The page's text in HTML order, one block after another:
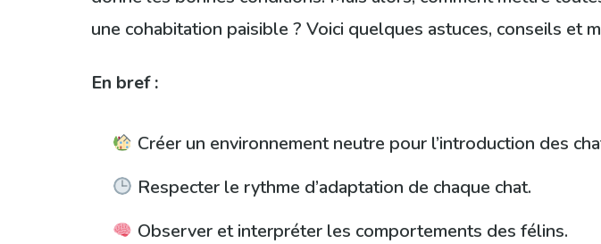
une cohabitation paisible ? Voici quelques astuces, conseils et
En bref :
Créer un environnement neutre pour l’introduction des
Respecter le rythme d’adaptation de chaque chat.
Observer et interpréter les comportements des félins.